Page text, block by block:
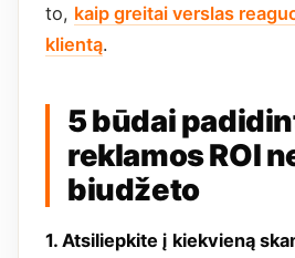
to, kaip greitai verslas
klientą.
5 būdai
reklamos ROI
biudžeto
1. Atsiliepkite į kiekvieną